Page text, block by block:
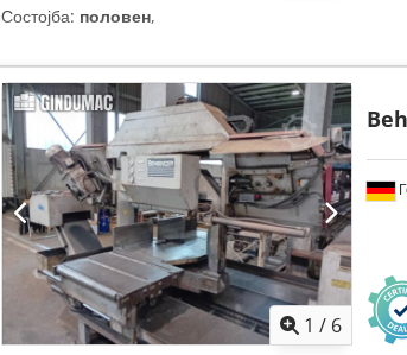
Состојба: половен,
1 / 6